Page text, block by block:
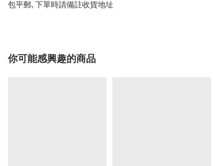
包平郵, 下單時請備註收貨地址
你可能感興趣的商品